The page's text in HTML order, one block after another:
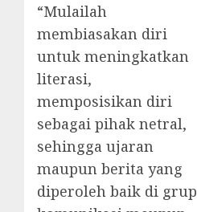
“Mulailah
membiasakan diri
untuk meningkatkan
literasi,
memposisikan diri
sebagai pihak netral,
sehingga ujaran
maupun berita yang
diperoleh baik di grup